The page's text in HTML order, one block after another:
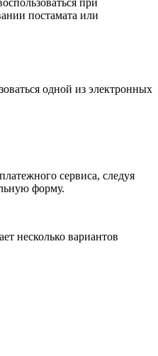
при
постамата или
одной из электронных
сервиса, следуя
форму.
несколько вариантов